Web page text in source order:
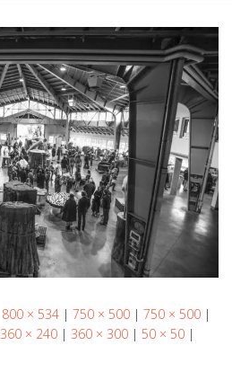
800 × 534 | 750 × 500 | 750 × 500 |
360 × 240 | 360 × 300 | 50 × 50 |